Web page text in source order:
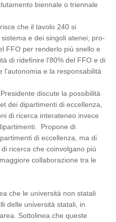
biennale o triennale
che il tavolo 240 si
e dei singoli atenei, pro-
FFO per renderlo più snello e
di ridefinire l'80% del FFO e di
l'autonomia e la responsabilità
discute la possibilità
dei dipartimenti di eccellenza,
di ricerca interateneo invece
Propone di
di eccellenza, ma di
ricerca che coinvolgano più
collaborazione tra le
che le università non statali
delle università statali, in
Sottolinea che queste